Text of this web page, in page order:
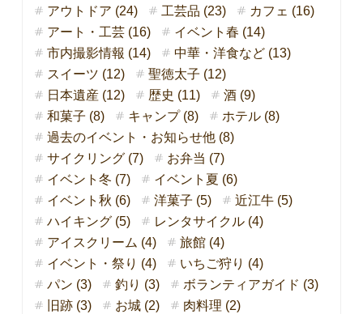
アウトドア (24)
工芸品 (23)
カフェ (16)
アート・工芸 (16)
イベント春 (14)
市内撮影情報 (14)
中華・洋食など (13)
スイーツ (12)
聖徳太子 (12)
日本遺産 (12)
歴史 (11)
酒 (9)
和菓子 (8)
キャンプ (8)
ホテル (8)
過去のイベント・お知らせ他 (8)
サイクリング (7)
お弁当 (7)
イベント冬 (7)
イベント夏 (6)
イベント秋 (6)
洋菓子 (5)
近江牛 (5)
ハイキング (5)
レンタサイクル (4)
アイスクリーム (4)
旅館 (4)
イベント・祭り (4)
いちご狩り (4)
パン (3)
釣り (3)
ボランティアガイド (3)
旧跡 (3)
お城 (2)
肉料理 (2)